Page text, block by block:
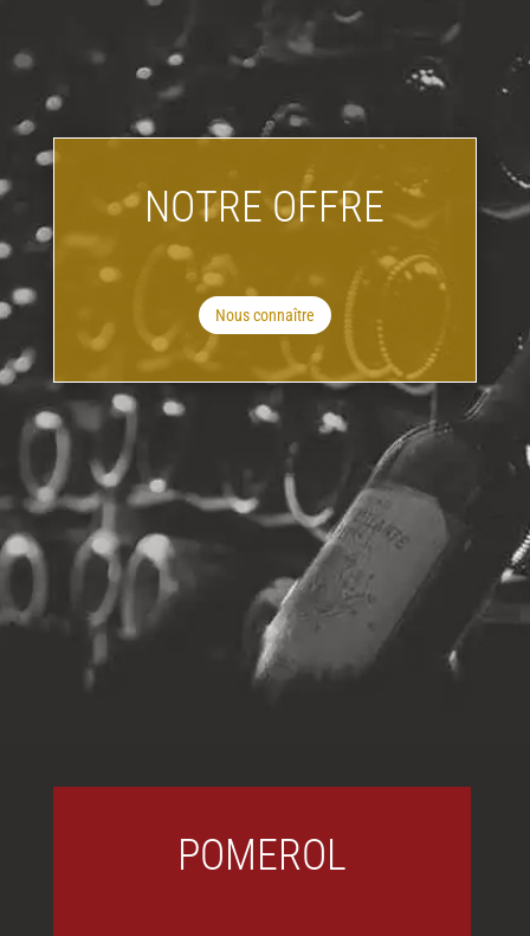
NOTRE OFFRE
Nous connaître
POMEROL